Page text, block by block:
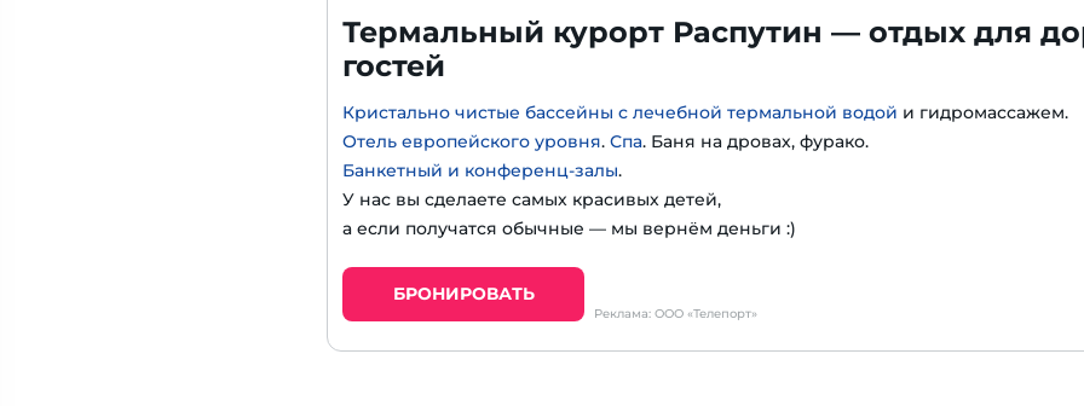
Термальный курорт Распутин — отдых для
гостей
Кристально чистые бассейны с лечебной термальной водой и гидромассажем.
Отель европейского уровня. Спа. Баня на дровах, фурако.
Банкетный и конференц-залы.
У нас вы сделаете самых красивых детей,
а если получатся обычные — мы вернём деньги :)
БРОНИРОВАТЬ
Реклама: ООО «Телепорт»